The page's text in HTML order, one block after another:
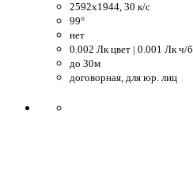
2592x1944, 30 к/c
99°
нет
0.002 Лк цвет | 0.001 Лк ч/б
до 30м
договорная, для юр. лиц